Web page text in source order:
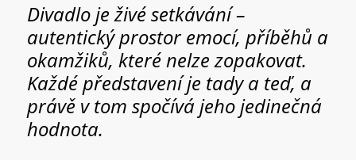
Divadlo je živé setkávání –
autentický prostor emocí, příběhů a
okamžiků, které nelze zopakovat.
Každé představení je tady a teď, a
právě v tom spočívá jeho jedinečná
hodnota.